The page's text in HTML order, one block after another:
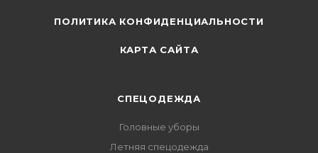
ПОЛИТИКА КОНФИДЕНЦИАЛЬНОСТИ
КАРТА САЙТА
СПЕЦОДЕЖДА
Головные уборы
Летняя спецодежда